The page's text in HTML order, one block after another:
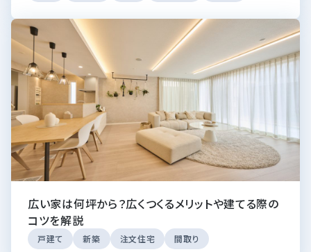
広い家は何坪から？広くつくるメリットや建てる際の
コツを解説
戸建て 新築 注文住宅 間取り